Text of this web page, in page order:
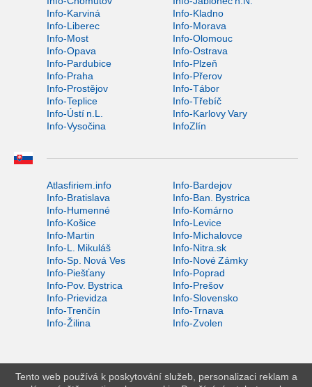
Info-Karviná
Info-Kladno
Info-Liberec
Info-Morava
Info-Most
Info-Olomouc
Info-Opava
Info-Ostrava
Info-Pardubice
Info-Plzeň
Info-Praha
Info-Přerov
Info-Prostějov
Info-Tábor
Info-Teplice
Info-Třebíč
Info-Ústí n.L.
Info-Karlovy Vary
Info-Vysočina
InfoZlín
Atlasfiriem.info
Info-Bardejov
Info-Bratislava
Info-Ban. Bystrica
Info-Humenné
Info-Komárno
Info-Košice
Info-Levice
Info-Martin
Info-Michalovce
Info-L. Mikuláš
Info-Nitra.sk
Info-Sp. Nová Ves
Info-Nové Zámky
Info-Piešťany
Info-Poprad
Info-Pov. Bystrica
Info-Prešov
Info-Prievidza
Info-Slovensko
Info-Trenčín
Info-Trnava
Info-Žilina
Info-Zvolen
Tento web používá k poskytování služeb, personalizaci reklam a